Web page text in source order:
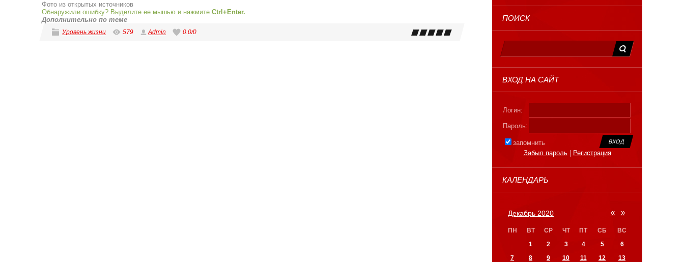
Фото из открытых источников
Обнаружили ошибку? Выделите ее мышью и нажмите Ctrl+Enter.
Дополнительно по теме
Уровень жизни 579 Admin 0.0/0
ПОИСК
ВХОД НА САЙТ
Логин:
Пароль:
запомнить
Забыл пароль| Регистрация
КАЛЕНДАРЬ
«
Декабрь 2020 »
ПН ВТ СР ЧТ ПТ СБ
ВС
1
2 3 4 5
6
7
8 9 10 11 12
13